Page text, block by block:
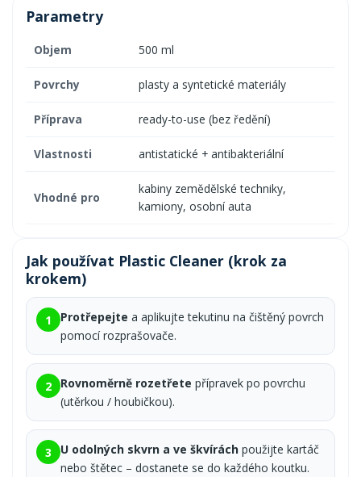
Parametry
Objem 500 ml
Povrchy plasty a syntetické materiály
Příprava ready-to-use (bez ředění)
Vlastnosti antistatické + antibakteriální
Vhodné pro
kabiny zemědělské techniky,
kamiony, osobní auta
Jak používat Plastic Cleaner (krok za
krokem)
1 Protřepejte a aplikujte tekutinu na čištěný povrch
pomocí rozprašovače.
2 Rovnoměrně rozetřete přípravek po povrchu
(utěrkou / houbičkou).
3 U odolných skvrn a ve škvírách použijte kartáč
nebo štětec – dostanete se do každého koutku.